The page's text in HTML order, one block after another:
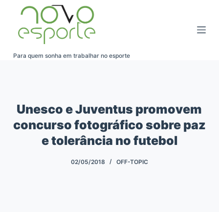
Para quem sonha em trabalhar no esporte
Unesco e Juventus promovem
concurso fotográfico sobre paz
e tolerância no futebol
02/05/2018 OFF-TOPIC